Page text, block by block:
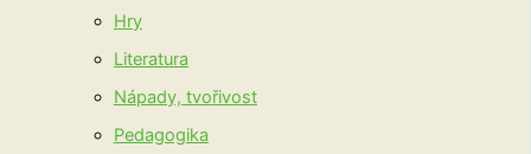
Hry
Literatura
Nápady, tvořivost
Pedagogika